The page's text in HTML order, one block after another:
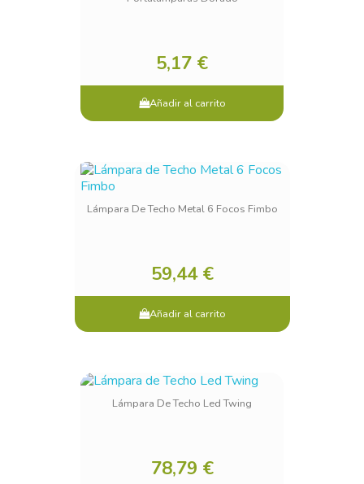
5,17 €
Añadir al carrito
Lámpara De Techo Metal 6 Focos Fimbo
59,44 €
Añadir al carrito
Lámpara De Techo Led Twing
78,79 €
You need to be logged in to save products in your wish